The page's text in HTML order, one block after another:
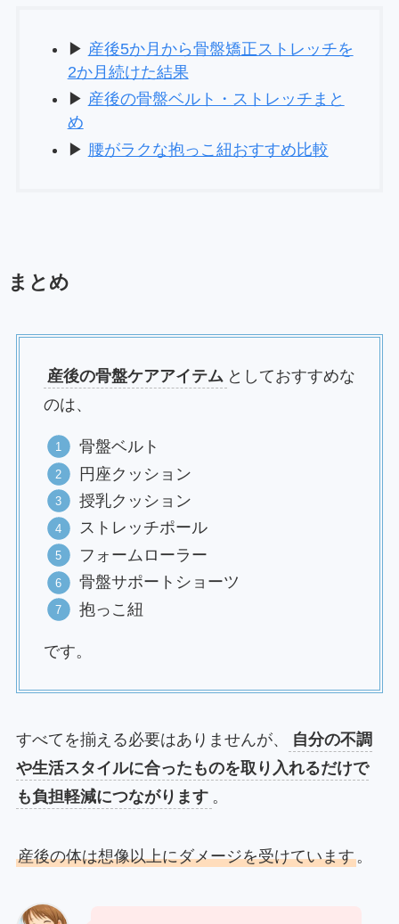
▶ 産後5か月から骨盤矯正ストレッチを
2か月続けた結果
▶ 産後の骨盤ベルト・ストレッチまと
め
▶ 腰がラクな抱っこ紐おすすめ比較
まとめ
産後の骨盤ケアアイテム としておすすめな
のは、
骨盤ベルト
円座クッション
授乳クッション
ストレッチポール
フォームローラー
骨盤サポートショーツ
抱っこ紐
です。
すべてを揃える必要はありませんが、
自分の不調
や生活スタイルに合ったものを取り入れるだけで
も負担軽減につながります 。
産後の体は想像以上にダメージを受けています。